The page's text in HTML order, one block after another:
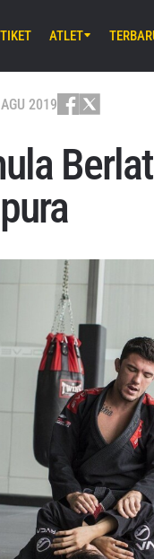
EBARA WAVE Arena Ota,
ONE SAMURAI 2
Lumpinee Stadium,
ONE Friday
TIKET ATLET
2019